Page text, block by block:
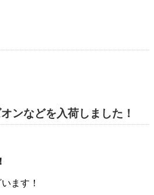
ンなどを入荷しました！
ます！